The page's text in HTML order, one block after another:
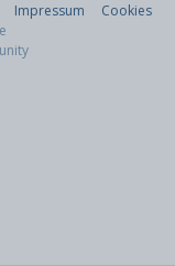
Impressum
Cookies